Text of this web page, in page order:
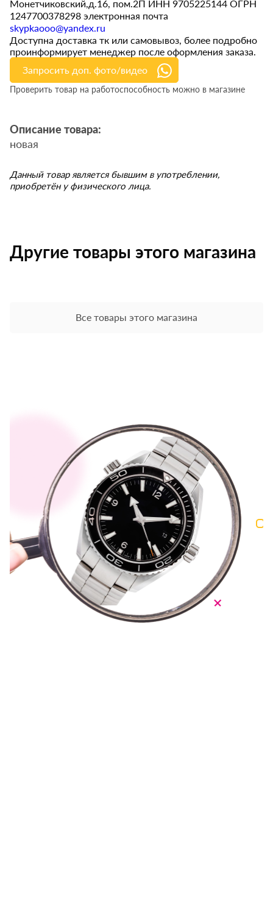
Монетчиковский,д.16, пом.2П ИНН 9705225144 ОГРН
1247700378298 электронная почта
skypkaooo@yandex.ru
Доступна доставка тк или самовывоз, более подробно
проинформирует менеджер после оформления заказа.
Запросить доп. фото/видео
Проверить товар на работоспособность можно в магазине
Описание товара:
новая
Данный товар является бывшим в употреблении,
приобретён у физического лица.
Другие товары этого магазина
Все товары этого магазина